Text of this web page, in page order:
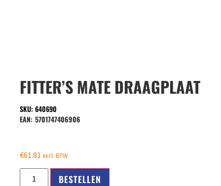
FITTER’S MATE DRAAGPLAAT
SKU: 640690
EAN: 5701747406906
€61.81 excl. BTW
BESTELLEN